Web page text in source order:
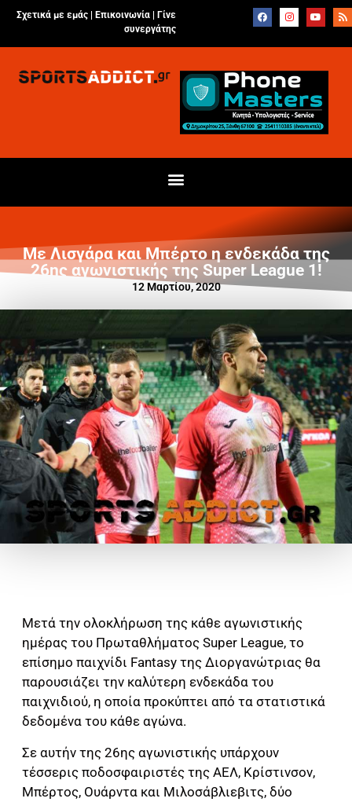
Σχετικά με εμάς | Επικοινωνία
Γίνε
συνεργάτης
Με Λισγάρα και Μπέρτο η ενδεκάδα της
26ης αγωνιστικής της Super League 1!
12 Μαρτίου, 2020
Μετά την ολοκλήρωση της κάθε αγωνιστικής
ημέρας του Πρωταθλήματος Super League, το
επίσημο παιχνίδι Fantasy της Διοργανώτριας θα
παρουσιάζει την καλύτερη ενδεκάδα του
παιχνιδιού, η οποία προκύπτει από τα στατιστικά
δεδομένα του κάθε αγώνα.
Σε αυτήν της 26ης αγωνιστικής υπάρχουν
τέσσερις ποδοσφαιριστές της ΑΕΛ, Κρίστινσον,
Μπέρτος, Ουάρντα και Μιλοσάβλιεβιτς, δύο